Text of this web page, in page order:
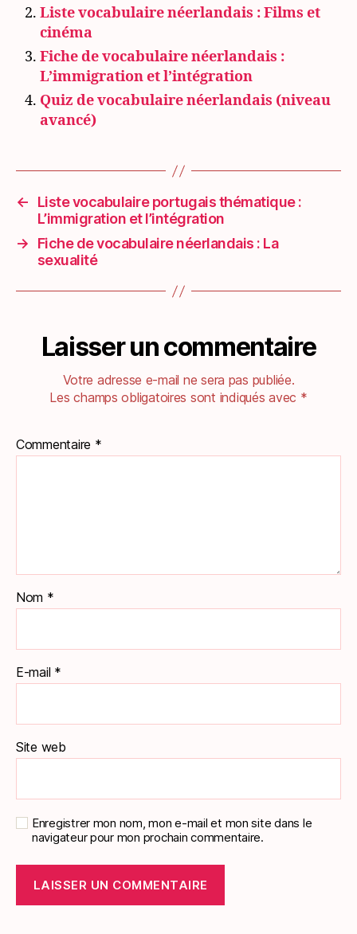
Liste vocabulaire néerlandais : Films et
cinéma
Fiche de vocabulaire néerlandais :
L’immigration et l’intégration
Quiz de vocabulaire néerlandais (niveau
avancé)
←
Liste vocabulaire portugais thématique :
L’immigration et l’intégration
→
Fiche de vocabulaire néerlandais : La
sexualité
Laisser un commentaire
Votre adresse e-mail ne sera pas publiée.
Les champs obligatoires sont indiqués avec *
Commentaire *
Nom *
E-mail *
Site web
Enregistrer mon nom, mon e-mail et mon site dans le
navigateur pour mon prochain commentaire.